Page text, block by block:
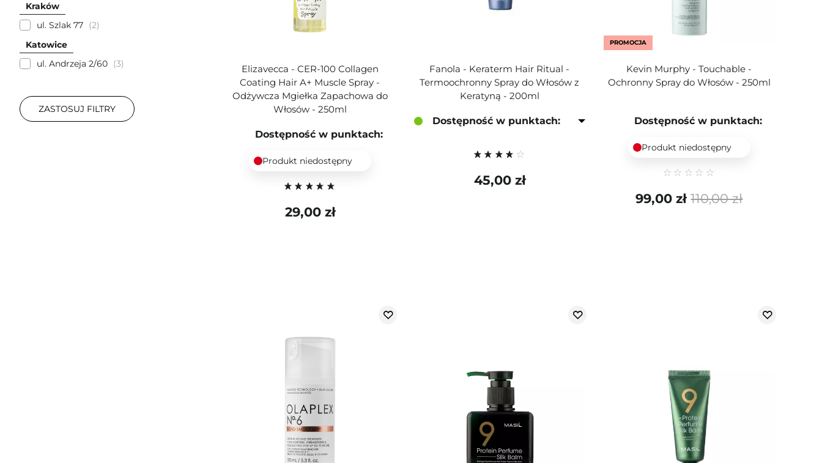
Kraków
ul. Szlak 77
2
Katowice
ul. Andrzeja 2/60
3
ZASTOSUJ FILTRY
Elizavecca - CER-100 Collagen
Coating Hair A+ Muscle Spray -
Odżywcza Mgiełka Zapachowa do
Włosów - 250ml
Dostępność w punktach:
Produkt niedostępny
29,00 zł
Fanola - Keraterm Hair Ritual -
Termoochronny Spray do Włosów z
Keratyną - 200ml
Dostępność w punktach:
45,00 zł
PROMOCJA
Kevin Murphy - Touchable -
Ochronny Spray do Włosów - 250ml
Dostępność w punktach:
Produkt niedostępny
110,00 zł
99,00 zł